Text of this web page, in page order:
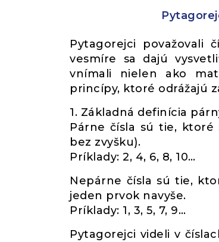
Pytagorejci považovali
vesmíre sa dajú
vnímali nielen ako
princípy, ktoré odrážajú
1. Základná definícia
Párne čísla sú tie,
bez zvyšku).
Príklady: 2, 4, 6, 8, 10…
Nepárne čísla sú tie,
jeden prvok navyše.
Príklady: 1, 3, 5, 7, 9…
Pytagorejci videli v